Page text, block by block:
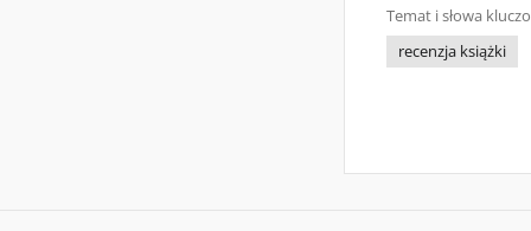
Temat i słowa
recenzja książki